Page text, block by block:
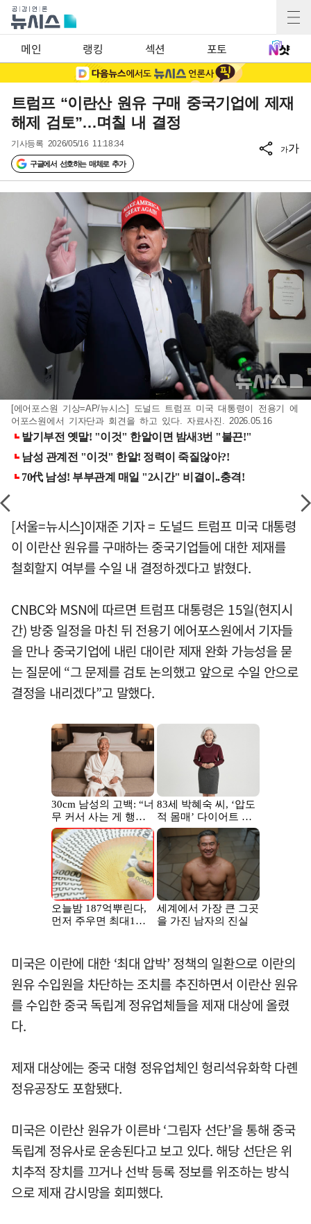
메인 랭킹 섹션 포토
트럼프 “이란산 원유 구매 중국기업에 제재
해제 검토”…며칠 내 결정
기사등록 2026/05/16 11:18:34
구글에서 선호하는 매체로 추가
가가
[에어포스원 기상=AP/뉴시스] 도널드 트럼프 미국 대통령이 전용기 에
어포스원에서 기자단과 회견을 하고 있다. 자료사진. 2026.05.16
[서울=뉴시스]이재준 기자 = 도널드 트럼프 미국 대통령
이 이란산 원유를 구매하는 중국기업들에 대한 제재를
철회할지 여부를 수일 내 결정하겠다고 밝혔다.
CNBC와 MSN에 따르면 트럼프 대통령은 15일(현지시
간) 방중 일정을 마친 뒤 전용기 에어포스원에서 기자들
을 만나 중국기업에 내린 대이란 제재 완화 가능성을 묻
는 질문에 “그 문제를 검토 논의했고 앞으로 수일 안으로
결정을 내리겠다”고 말했다.
미국은 이란에 대한 ‘최대 압박’ 정책의 일환으로 이란의
원유 수입원을 차단하는 조치를 추진하면서 이란산 원유
를 수입한 중국 독립계 정유업체들을 제재 대상에 올렸
다.
제재 대상에는 중국 대형 정유업체인 헝리석유화학 다롄
정유공장도 포함됐다.
미국은 이란산 원유가 이른바 ‘그림자 선단’을 통해 중국
독립계 정유사로 운송된다고 보고 있다. 해당 선단은 위
치추적 장치를 끄거나 선박 등록 정보를 위조하는 방식
으로 제재 감시망을 회피했다.